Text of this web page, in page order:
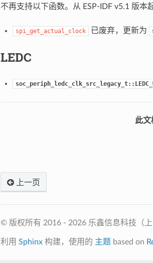
不再支持以下函数。从 ESP-IDF v5.1 版本
spi_get_actual_clock 已废弃，更新为
LEDC
此文
上一页
© 版权所有 2016 - 2026 乐鑫信息科技（上
利用 Sphinx构建，使用的 主题 based on